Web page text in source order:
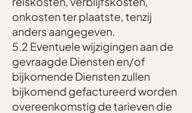
onkosten ter plaatste, tenzij
anders aangegeven.
5.2 Eventuele wijzigingen aan de
gevraagde Diensten en/of
bijkomende Diensten zullen
bijkomend gefactureerd worden
overeenkomstig de tarieven die